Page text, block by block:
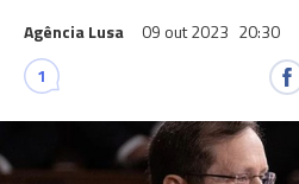
Agência Lusa 09 out 2023 20:30
1